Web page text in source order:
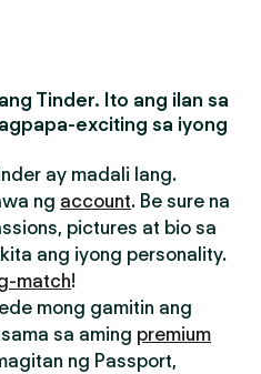
Tinder. Ito ang ilan sa
exciting sa iyong
ay madali lang.
ng account. Be sure na
pictures at bio sa
ang iyong personality.
match!
mong gamitin ang
sa aming premium
ng Passport,